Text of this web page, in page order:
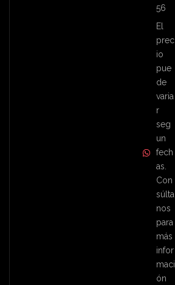
56
El
prec
io
pue
de
varia
r
seg
un
fech
as.
Con
súlta
nos
para
más
infor
maci
ón